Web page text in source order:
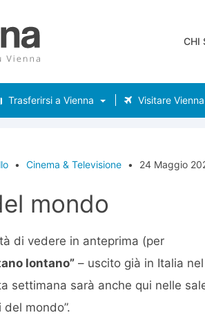
CHI
Trasferirsi a Vienna Visitare Vienna
• Cinema & Televisione • 24 Maggio
mondo
di vedere in anteprima (per
lontano” – uscito già in Italia nel
settimana sarà anche qui nelle
mondo”.